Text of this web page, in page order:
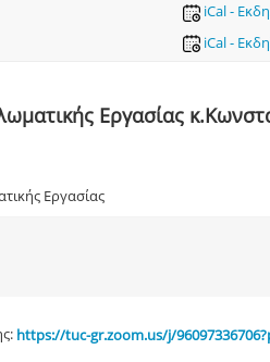
iCal -
iCal -
Εργασίας
Εργασίας
https://tuc-gr.zoom.us/j/